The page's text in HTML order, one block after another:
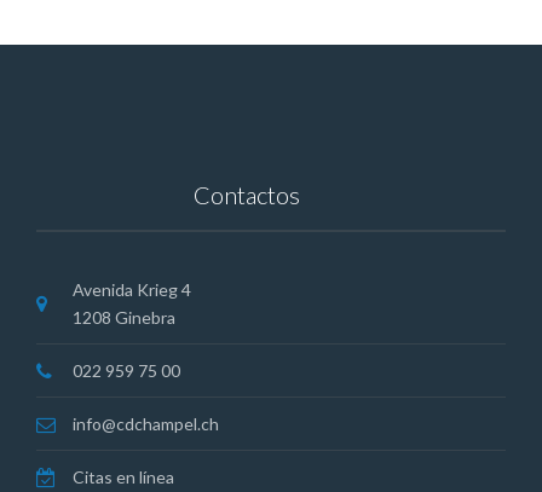
Contactos
Avenida Krieg 4
1208 Ginebra
022 959 75 00
info@cdchampel.ch
Citas en línea